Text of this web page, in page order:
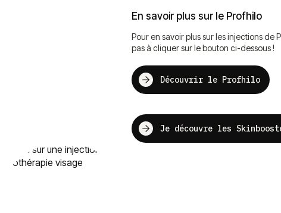
En savoir plus sur le Profhilo
Pour en savoir plus sur les injections de
pas à cliquer sur le bouton ci-dessous !
Découvrir le Profhilo
Je découvre les